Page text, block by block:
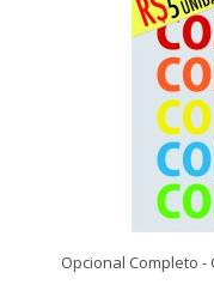
Compras somente
Padrão: 72x10,5
Opcional Completo